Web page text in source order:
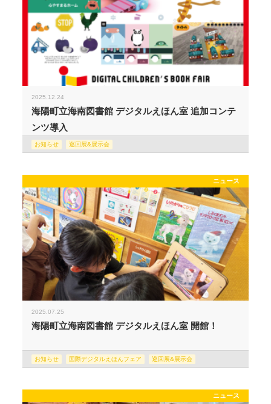
2025.12.24
海陽町立海南図書館 デジタルえほん室 追加コンテ
ンツ導入
お知らせ 巡回展&展示会
ニュース
2025.07.25
海陽町立海南図書館 デジタルえほん室 開館！
お知らせ 国際デジタルえほんフェア 巡回展&展示会
ニュース